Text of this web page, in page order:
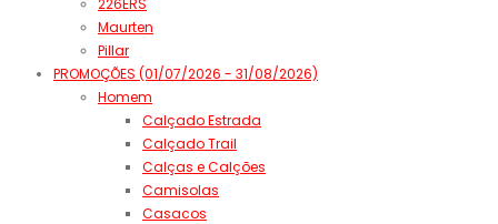
226ERS
Maurten
Pillar
PROMOÇÕES (01/07/2026 - 31/08/2026)
Homem
Calçado Estrada
Calçado Trail
Calças e Calções
Camisolas
Casacos